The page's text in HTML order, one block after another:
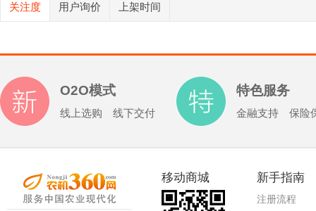
关注度 用户询价 上架时间
O2O模式
线上选购 线下交付
特色服务
金融支持 保险
移动商城 新手指南
注册流程